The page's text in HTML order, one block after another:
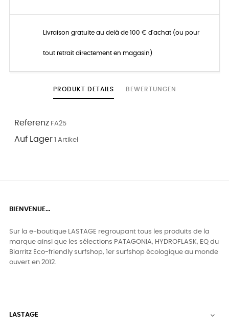
Livraison gratuite au delà de 100 € d'achat (ou pour
tout retrait directement en magasin)
PRODUKT DETAILS BEWERTUNGEN
Referenz FA25
Auf Lager 1 Artikel
BIENVENUE...
Sur la e-boutique LASTAGE regroupant tous les produits de la
marque ainsi que les sélections PATAGONIA, HYDROFLASK, EQ du
Biarritz Eco-friendly surfshop, 1er surfshop écologique au monde
ouvert en 2012.
LASTAGE 